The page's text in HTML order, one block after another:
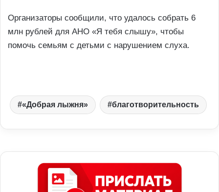
Организаторы сообщили, что удалось собрать 6
млн рублей для АНО «Я тебя слышу», чтобы
помочь семьям с детьми с нарушением слуха.
«Добрая лыжня» благотворительность